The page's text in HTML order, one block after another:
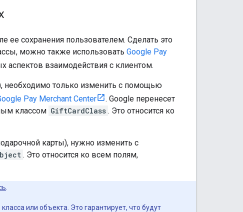
ее сохранения пользователем. Сделать это
можно также использовать Google Pay
аспектов взаимодействия с клиентом.
необходимо только изменить с помощью
Pay Merchant Center
. Google перенесет
классом GiftCardClass . Это относится ко
карты), нужно изменить с
. Это относится ко всем полям,
или объекта. Это гарантирует, что будут